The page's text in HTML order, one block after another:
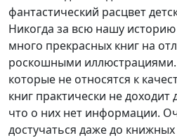
фантастический расцвет
Никогда за всю нашу
много прекрасных книг на
роскошными
которые не относятся к
книг практически не доходит
что о них нет информации.
достучаться даже до